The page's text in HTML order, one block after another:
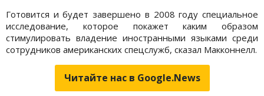
Готовится и будет завершено в 2008 году специальное
исследование, которое покажет каким образом
стимулировать владение иностранными языками среди
сотрудников американских спецслужб, сказал Макконнелл.
Читайте нас в Google.News